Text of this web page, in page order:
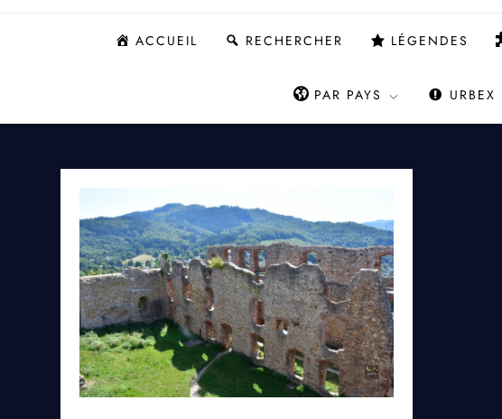
ACCUEIL RECHERCHER LÉGENDES
PAR PAYS URBEX